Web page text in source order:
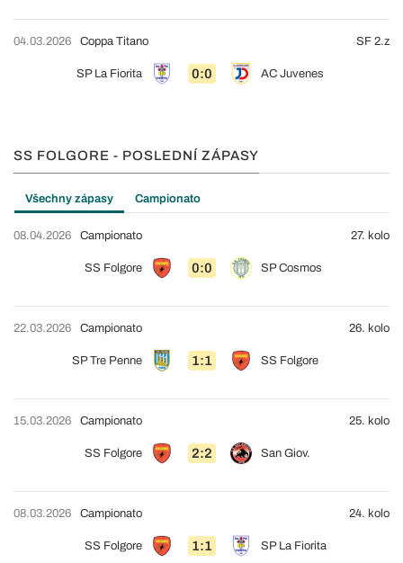
04.03.2026
SP La Fiorita 0:0 AC Juvenes
Coppa Titano SF 2.z
SS FOLGORE - POSLEDNÍ ZÁPASY
Všechny zápasy Campionato
08.04.2026
SS Folgore 0:0 SP Cosmos
Campionato 27. kolo
22.03.2026
SP Tre Penne 1:1 SS Folgore
Campionato 26. kolo
15.03.2026
SS Folgore 2:2 San Giov.
Campionato 25. kolo
08.03.2026
SS Folgore 1:1 SP La Fiorita
Campionato 24. kolo